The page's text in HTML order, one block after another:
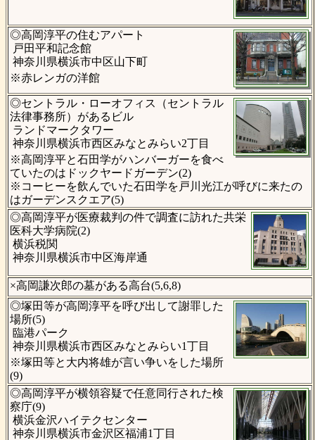
◎高岡淳平の住むアパート
戸田平和記念館
神奈川県横浜市中区山下町
※赤レンガの洋館
◎セントラル・ローオフィス（セントラル
法律事務所）があるビル
ランドマークタワー
神奈川県横浜市西区みなとみらい2丁目
※高岡淳平と石田学がハンバーガーを食べ
ていたのはドックヤードガーデン(2)
※コーヒーを飲んでいた石田学を戸川光江が呼びに来たの
はガーデンスクエア(5)
◎高岡淳平が医療裁判の件で調査に訪れた共栄
医科大学病院(2)
横浜税関
神奈川県横浜市中区海岸通
×高岡謙次郎の墓がある高台(5,6,8)
◎塚田等が高岡淳平を呼び出して謝罪した
場所(5)
臨港パーク
神奈川県横浜市西区みなとみらい1丁目
※塚田等と大内将雄が言い争いをした場所
(9)
◎高岡淳平が横領容疑で任意同行された検
察庁(9)
横浜金沢ハイテクセンター
神奈川県横浜市金沢区福浦1丁目